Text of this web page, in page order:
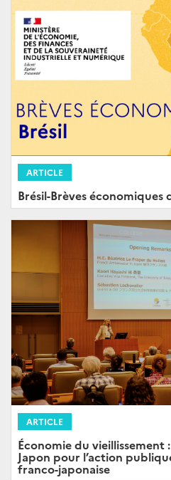
ARTICLE
Brésil-Brèves économiques
ARTICLE
Économie du vieillissement
Japon pour l’action
franco-japonaise